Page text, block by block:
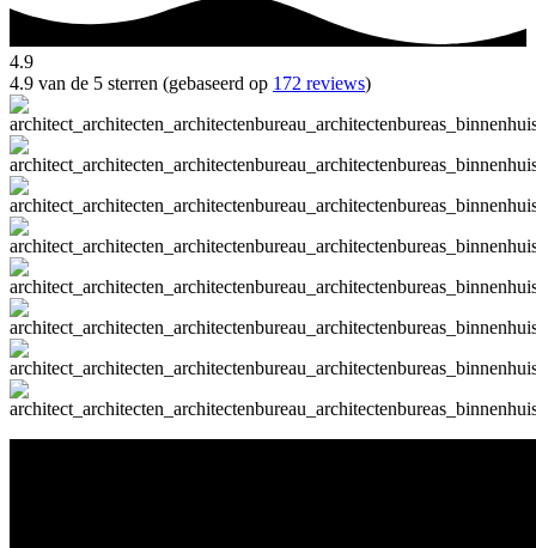
4.9
4.9 van de 5 sterren (gebaseerd op 172 reviews)